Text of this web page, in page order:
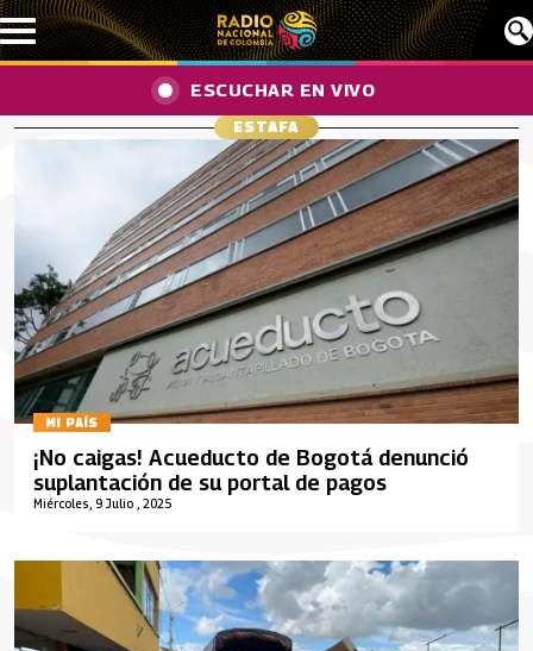
Pasar al contenido principal
ESCUCHAR EN VIVO
ESTAFA
MI PAÍS
Miércoles, 9 Julio , 2025
¡No caigas! Acueducto de Bogotá denunció
suplantación de su portal de pagos